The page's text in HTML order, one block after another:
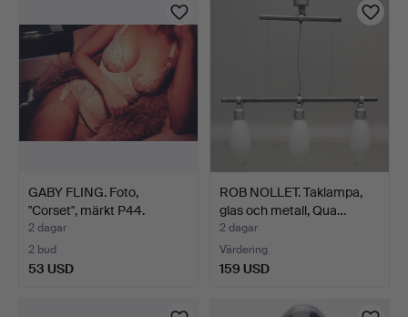
GABY FLING. Foto,
"Corset", märkt P44.
2 dagar
2 bud
53 USD
ROB NOLLET. Taklampa,
glas och metall, Qua…
2 dagar
Värdering
159 USD